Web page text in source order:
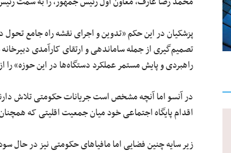
پزشکیان در این حکم «تدوین و اجرای نقشه راه جامع
تصمیم‌گیری از جمله ساماندهی و ارتقای کارآمدی
راهبردی و پایش مستمر عملکرد دستگاه‌ها در این حوزه»
در آنسو اما آنچه مشخص است جریانات حکومتی تلاش دارند
اقدام پایگاه‌ اجتماعی خود میان جمعیت اقلیتی که
زیر سایه چنین فضایی اما مافیاهای حکومتی نیز در حال